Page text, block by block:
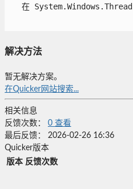
在
解决方法
暂无解决方案。
在Quicker网站搜索...
相关信息
反馈次数：
0 查看
最后反馈：
2026-02-26 16:36
Quicker版本
版本 反馈次数